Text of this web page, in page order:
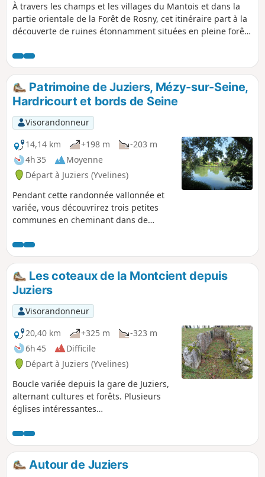
À travers les champs et les villages du Mantois et dans la
partie orientale de la Forêt de Rosny, cet itinéraire part à la
découverte de ruines étonnamment situées en pleine forêt
Mauvoisin et de Petit Perdreauville, un manoir, quelques
beaux corps de ferme et un petit patrimoine lié à l'eau
complètent le tableau.
Patrimoine de Juziers, Mézy-sur-Seine,
Hardricourt et bords de Seine
Visorandonneur
14,14 km
+198 m
-203 m
4h 35
Moyenne
Départ à Juziers (Yvelines)
Pendant cette randonnée vallonnée et
variée, vous découvrirez trois petites
communes en cheminant dans de
baladerez sur quelques sentiers à flanc
de coteaux et en sous-bois, vous
découvrirez de beaux points de vue et
vous vous promènerez le long de la
Seine pour le retour.
Les coteaux de la Montcient depuis
Juziers
Visorandonneur
20,40 km
+325 m
-323 m
6h 45
Difficile
Départ à Juziers (Yvelines)
Boucle variée depuis la gare de Juziers,
alternant cultures et forêts. Plusieurs
églises intéressantes
beaux lavoirs, une fontaine avec encore
sa statue protégée. Et bien sûr la belle
allée couverte de la Mare aux Fées qui
mérite le détour.
Autour de Juziers